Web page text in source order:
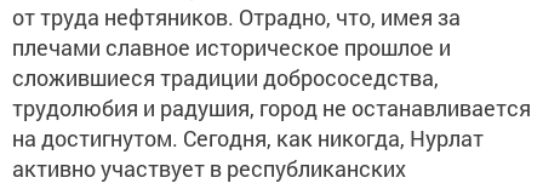
от труда нефтяников. Отрадно, что, имея за
плечами славное историческое прошлое и
сложившиеся традиции добрососедства,
трудолюбия и радушия, город не останавливается
на достигнутом. Сегодня, как никогда, Нурлат
активно участвует в республиканских